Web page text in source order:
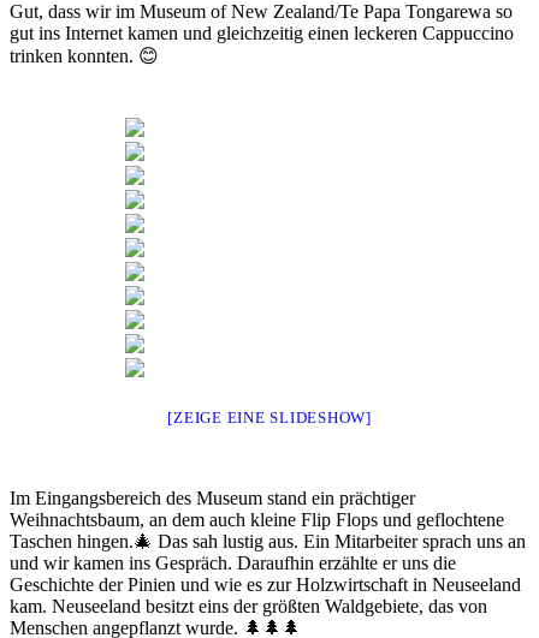
Gut, dass wir im Museum of New Zealand/Te Papa Tongarewa so
gut ins Internet kamen und gleichzeitig einen leckeren Cappuccino
trinken konnten. 😊
[ZEIGE EINE SLIDESHOW]
Im Eingangsbereich des Museum stand ein prächtiger
Weihnachtsbaum, an dem auch kleine Flip Flops und geflochtene
Taschen hingen.🎄 Das sah lustig aus. Ein Mitarbeiter sprach uns an
und wir kamen ins Gespräch. Daraufhin erzählte er uns die
Geschichte der Pinien und wie es zur Holzwirtschaft in Neuseeland
kam. Neuseeland besitzt eins der größten Waldgebiete, das von
Menschen angepflanzt wurde. 🌲🌲🌲